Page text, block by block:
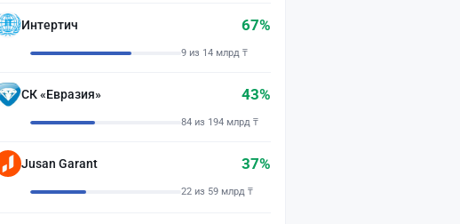
Интертич 67%
9 из 14 млрд ₸
СК «Евразия» 43%
84 из 194 млрд ₸
Jusan Garant 37%
22 из 59 млрд ₸